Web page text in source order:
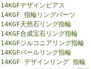
14KGFデザインピアス
14KGF 指輪リングパーツ
14KGF天然石リング指輪
14KGF合成宝石リング指輪
14KGFジルコニアリング指輪
14KGFパールリング指輪
14KGF デザインリング 指輪